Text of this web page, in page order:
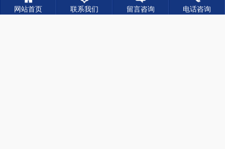
网站首页 联系我们 留言咨询 电话咨询